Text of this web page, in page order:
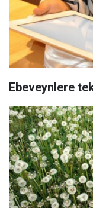
Ebeveynlere